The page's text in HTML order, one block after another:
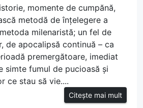
momente de cumpănă,
metodă de înțelegere a
milenaristă; un fel de
de apocalipsă continuă – ca
premergătoare, imediat
simte fumul de pucioasă și
ce stau să vie....
Citește mai mult